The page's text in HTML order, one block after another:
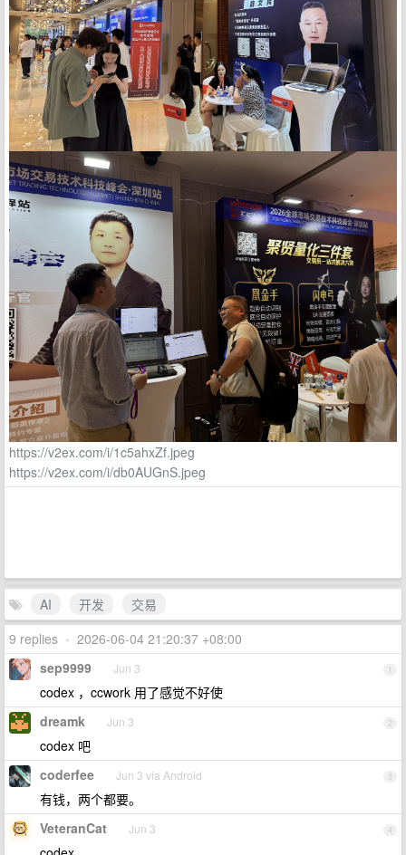
https://v2ex.com/i/1c5ahxZf.jpeg
https://v2ex.com/i/db0AUGnS.jpeg
AI 开发
交易
9 replies • 2026-06-04 21:20:37 +08:00
1
sep9999 Jun 3
codex ，ccwork 用了感觉不好使
2
dreamk Jun 3
codex 吧
3
coderfee Jun 3 via Android
有钱，两个都要。
4
VeteranCat Jun 3